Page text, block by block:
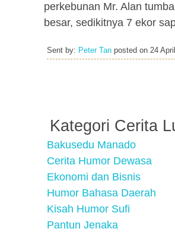
perkebunan Mr. Alan
besar, sedikitnya 7 ekor
Sent by: Peter Tan posted on 24
Kategori Cerita
Bakusedu Manado
Cerita Humor Dewasa
Ekonomi dan Bisnis
Humor Bahasa Daerah
Kisah Humor Sufi
Pantun Jenaka